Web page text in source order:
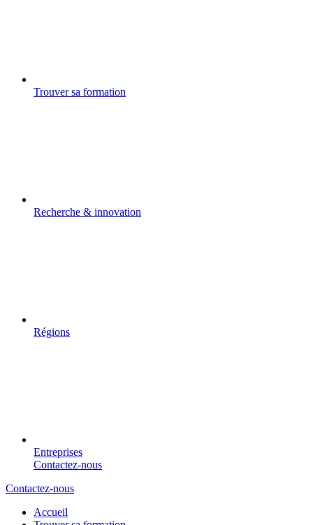
Trouver sa formation
Recherche & innovation
Régions
Entreprises
Contactez-nous
Contactez-nous
Accueil